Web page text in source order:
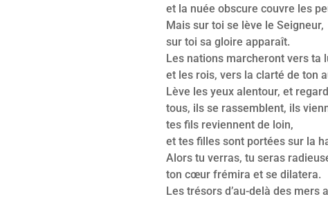
et la nuée obscure couvre les
Mais sur toi se lève le Seigneur,
sur toi sa gloire apparaît.
Les nations marcheront vers ta
et les rois, vers la clarté de ton
Lève les yeux alentour, et
tous, ils se rassemblent, ils
tes fils reviennent de loin,
et tes filles sont portées sur la
Alors tu verras, tu seras
ton cœur frémira et se dilatera.
Les trésors d’au-delà des mers